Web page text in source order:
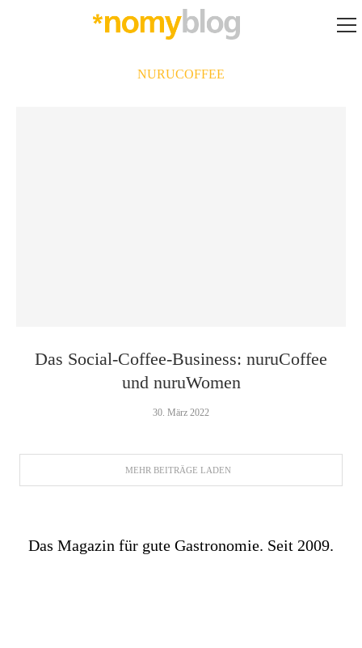
NURUCOFFEE
Das Social-Coffee-Business: nuruCoffee
und nuruWomen
30. März 2022
MEHR BEITRÄGE LADEN
Das Magazin für gute Gastronomie. Seit 2009.